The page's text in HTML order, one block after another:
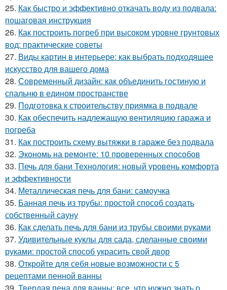
25. Как быстро и эффективно откачать воду из подвала:
пошаговая инструкция
26. Как построить погреб при высоком уровне грунтовых
вод: практические советы
27. Виды картин в интерьере: как выбрать подходящее
искусство для вашего дома
28. Современный дизайн: как объединить гостиную и
спальню в едином пространстве
29. Подготовка к строительству приямка в подвале
30. Как обеспечить надлежащую вентиляцию гаража и
погреба
31. Как построить схему вытяжки в гараже без подвала
32. Экономь на ремонте: 10 проверенных способов
33. Печь для бани Технология: новый уровень комфорта
и эффективности
34. Металлическая печь для бани: самоучка
35. Банная печь из трубы: простой способ создать
собственный сауну
36. Как сделать печь для бани из трубы своими руками
37. Удивительные куклы для сада, сделанные своими
руками: простой способ украсить свой двор
38. Откройте для себя новые возможности с 5
рецептами пенной ванны